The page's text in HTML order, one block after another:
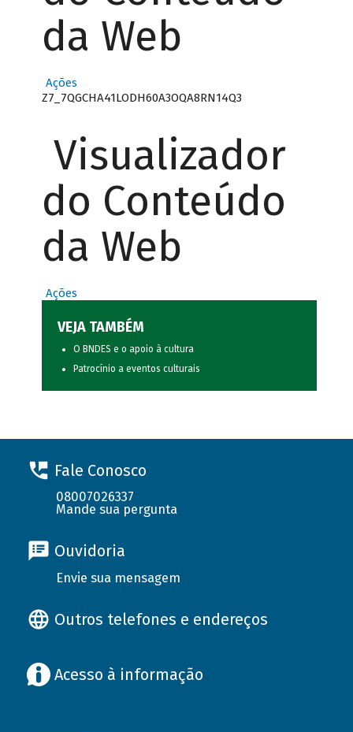
da Web
Ações
Z7_7QGCHA41LODH60A3OQA8RN14Q3
Visualizador
do Conteúdo
da Web
Ações
VEJA TAMBÉM
O BNDES e o apoio à cultura
Patrocínio a eventos culturais
Fale Conosco
08007026337
Mande sua pergunta
Ouvidoria
Envie sua mensagem
Outros telefones e endereços
Acesso à informação